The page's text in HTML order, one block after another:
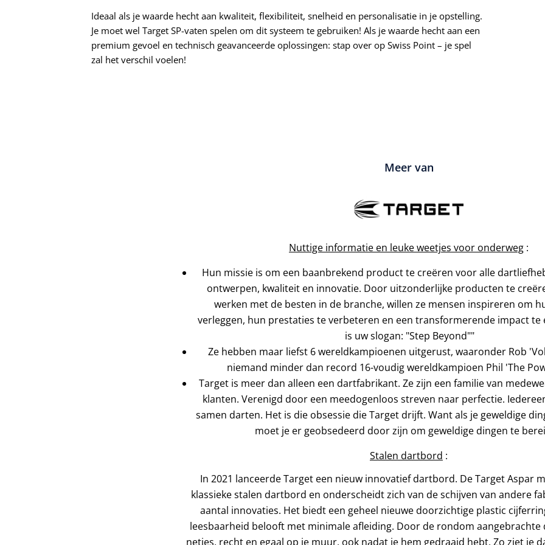
Ideaal als je waarde hecht aan kwaliteit, flexibiliteit, snelheid en personalisatie in je opstelling.
Je moet wel Target SP-vaten spelen om dit systeem te gebruiken! Als je waarde hecht aan een
premium gevoel en technisch geavanceerde oplossingen: stap over op Swiss Point – je spel
zal het verschil voelen!
Meer van
Nuttige informatie en leuke weetjes voor onderweg :
Hun missie is om een baanbrekend product te creëren voor alle
ontwerpen, kwaliteit en innovatie. Door uitzonderlijke producten te
werken met de besten in de branche, willen ze mensen inspireren om
verleggen, hun prestaties te verbeteren en een transformerende impact te
is uw slogan: "Step Beyond""
Ze hebben maar liefst 6 wereldkampioenen uitgerust, waaronder Rob
niemand minder dan record 16-voudig wereldkampioen Phil 'The
Target is meer dan alleen een dartfabrikant. Ze zijn een familie van
klanten. Verenigd door een meedogenloos streven naar perfectie.
samen darten. Het is die obsessie die Target drijft. Want als je geweldige
moet je er geobsedeerd door zijn om geweldige dingen te
Stalen dartbord :
In 2021 lanceerde Target een nieuw innovatief dartbord. De Target Aspar
klassieke stalen dartbord en onderscheidt zich van de schijven van andere
aantal innovaties. Het biedt een geheel nieuwe doorzichtige plastic
leesbaarheid belooft met minimale afleiding. Door de rondom aangebrachte
netjes, recht en egaal op je muur, ook nadat je hem gedraaid hebt. Zo ziet je